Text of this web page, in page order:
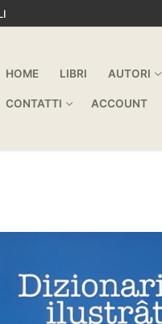
HOME LIBRI AUTORI
CONTATTI ACCOUNT